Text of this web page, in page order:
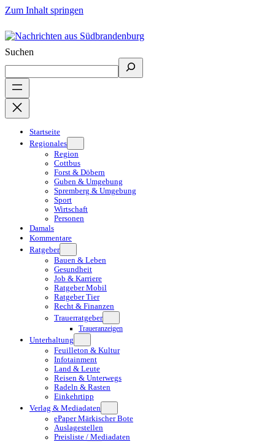
Zum Inhalt springen
Suchen
Startseite
Regionales
Region
Cottbus
Forst & Döbern
Guben & Umgebung
Spremberg & Umgebung
Sport
Wirtschaft
Personen
Damals
Kommentare
Ratgeber
Bauen & Leben
Gesundheit
Job & Karriere
Ratgeber Mobil
Ratgeber Tier
Recht & Finanzen
Trauerratgeber
Traueranzeigen
Unterhaltung
Feuilleton & Kultur
Infotainment
Land & Leute
Reisen & Unterwegs
Radeln & Rasten
Einkehrtipp
Verlag & Mediadaten
ePaper Märkischer Bote
Auslagestellen
Preisliste / Mediadaten